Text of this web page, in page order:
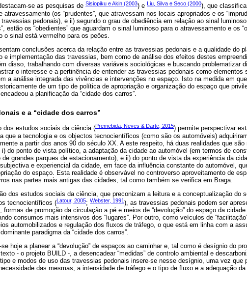
se as pesquisas de Sisiopiku e Akin (2003) e Liu, Silva e Seco (2000), que
atravessamento (os “prudentes”, que atravessam nos locais apropriados e os
pedonais), e ii) segundo o grau de obediência em relação ao sinal
estão os “obedientes” que aguardam o sinal luminoso para o atravessamento e os
o sinal está vermelho para os peões.
conclusões acerca da relação entre as travessias pedonais e a qualidade do
e implementação das travessias, bem como de análise dos efeitos destes
disso, trabalhando com diversas variáveis sociológicas e buscando problematizar
o interesse e a pertinência de entender as travessias pedonais como elementos
a análise integrada das vivências e intervenções no espaço. Isto na medida em
de um tipo de política de apropriação e organização do espaço que
a planificação da “cidade dos carros”.
e a “cidade dos carros”
dos estudos sociais da ciência (Premebida, Neves & Darte, 2015) permite perspectivar
que a tecnologia e os objectos tecnocientíficos (como são os automóveis)
a partir dos anos 90 do século XX. A este respeito, há duas realidades que
do ponto de vista político, a adaptação da cidade ao automóvel (em termos de
grandes parques de estacionamento), e ii) do ponto de vista da experiência da
e experiencial da cidade, em face da influência constante do automóvel,
do espaço. Esta realidade é observável no controverso aproveitamento de
nas partes mais antigas das cidades, tal como também se verifica em Braga.
dos estudos sociais da ciência, que preconizam a leitura e a conceptualização do
tecnocientíficos (Latour, 2005; Webster, 1991), as travessias pedonais podem ser
formas de promoção da circulação a pé e meios de “devolução” do espaço da
consumos mais intensivos dos “lugares”. Por outro, como veículos de
automobilizados e regulação dos fluxos de tráfego, o que está em linha com a
paradigma da “cidade dos carros”.
hoje a planear a “devolução” de espaços ao caminhar e, tal como é desígnio do
- o projeto BUILD -, a desencadear “medidas” de controlo ambiental e
e modos de uso das travessias pedonais insere-se nesse desígnio, uma vez que
das mesmas, a intensidade de tráfego e o tipo de fluxo e a adequação